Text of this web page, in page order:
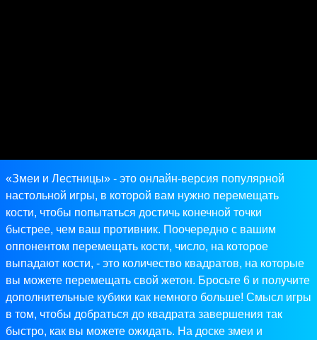
«Змеи и Лестницы» - это онлайн-версия популярной
настольной игры, в которой вам нужно перемещать
кости, чтобы попытаться достичь конечной точки
быстрее, чем ваш противник. Поочередно с вашим
оппонентом перемещать кости, число, на которое
выпадают кости, - это количество квадратов, на которые
вы можете перемещать свой жетон. Бросьте 6 и получите
дополнительные кубики как немного больше! Смысл игры
в том, чтобы добраться до квадрата завершения так
быстро, как вы можете ожидать. На доске змеи и